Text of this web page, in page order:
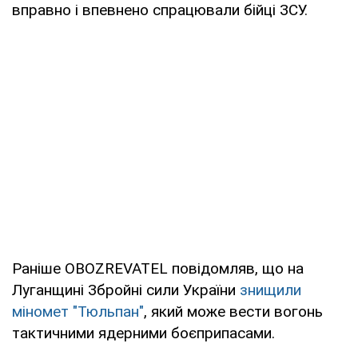
вправно і впевнено спрацювали бійці ЗСУ.
Раніше OBOZREVATEL повідомляв, що на
Луганщині Збройні сили України знищили
міномет "Тюльпан", який може вести вогонь
тактичними ядерними боєприпасами.